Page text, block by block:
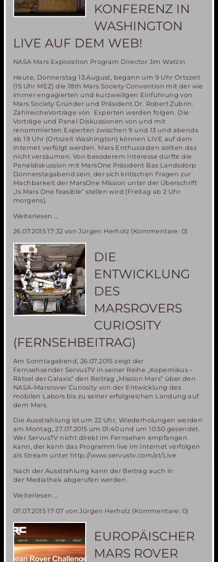
Mars
machbar!
KONFERENZ IN
WASHINGTON
LIVE AUF DEM WEB!
NASA Mars Exploration Program Director Jim Watzin
Heute, Donnerstag 13.August, begann um 9 Uhr Ortszeit
(15 Uhr MEZ) die 18th Mars Society Convention mit der wie
immer engagierten und kurzweiligen Einführung von
Mars Society Gründer und Präsident Dr. Robert Zubrin.
ZahlreicheVorträge von Experten werden folgen. Die
Vorträge und Panel Diskussionen von und mit
renommierten Experten zwischen 9 und 13 und abends
ab 19 Uhr (Ortszeit Washington) können LIVE auf dem
Internet verfolgt werden. Mars Enthusiasten sollten das
nicht versäumen. Von besoderem Interesse dürfte die
Paneldiskussion mit MarsOne Präsident Bas Landsdorp
Donnerstagabend sein, der sich kritischen Fragen zur
Machbarkeit der MarsOne Mission unter der Überschrift
„Is Mars One feasible“ stellen wird (Freitag ab 2 Uhr
morgens).
Weiterlesen …
die
18.
Mars
Society
Konferenz
in
Washington
Live
auf
dem
26.07.2015 17:32 von Jürgen Herholz (Kommentare: 0)
DIE
ENTWICKLUNG
DES
MARSROVERS
CURIOSITY
(FERNSEHBEITRAG)
Am Sonntagabend, 26.07.2015 zeigt der
Fernsehsender ServusTV in seiner Reihe „Kopernikus –
Rätsel der Galaxis“ den Beitrag „Mission Mars“ über den
NASA-Marsrover Curiosity von der Entwicklung des
mobilen Labors bis zu seiner erfolgreichen Landung auf
dem Mars.
Die Ausstrahlung ist um 22 Uhr, Wiederholungen werden
am Montag, 27.07.2015 um 01:40 und um 10:50 gesendet.
Wer ServusTV nicht direkt im Fernsehen empfangen
kann, der kann das Programm live im Internet verfolgen
als Stream unter http://www.servustv.com/at/Live
Nach der Ausstrahlung kann der Beitrag auch in
der Mediathek abgerufen werden.
Weiterlesen …
des
Marsrovers
(Fernsehbeitrag)
07.07.2015 17:07 von Jürgen Herholz (Kommentare: 0)
EUROPÄISCHER
MARS ROVER